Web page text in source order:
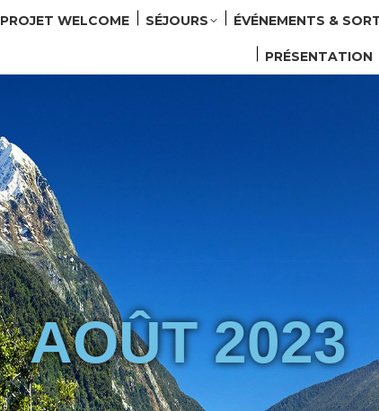
PROJET WELCOME SÉJOURS ÉVÉNEMENTS &
PRÉSENTATION
AOÛT 2023